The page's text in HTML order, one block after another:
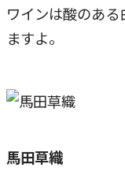
ワインは酸のあ
ますよ。
馬田草織